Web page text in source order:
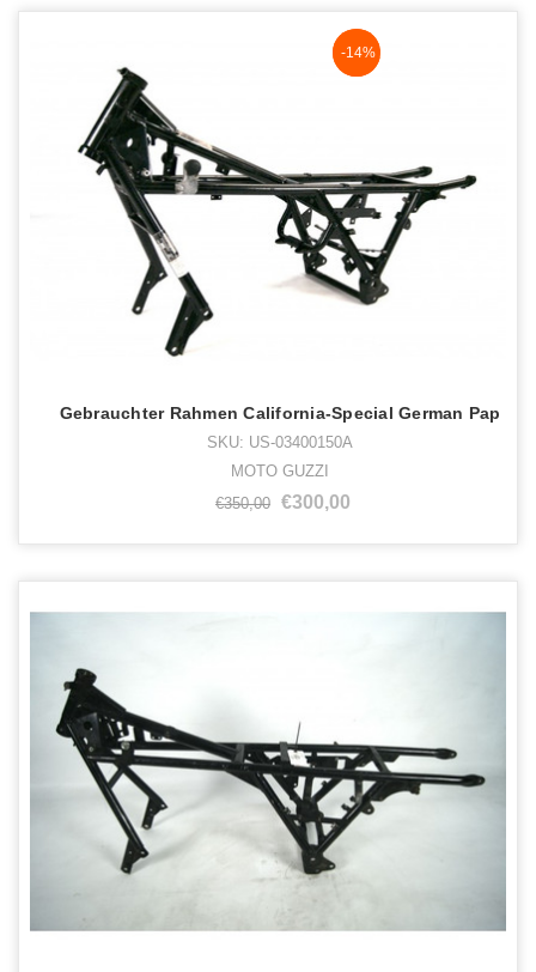
NaN%
-14%
Gebrauchter Rahmen California-Special German Pap
SKU: US-03400150A
MOTO GUZZI
€350,00 €300,00